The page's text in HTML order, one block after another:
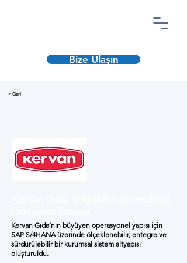
Bize Ulaşın
< Geri
Kervan Gıda’nın büyüyen operasyonel yapısı için
SAP S/4HANA üzerinde ölçeklenebilir, entegre ve
sürdürülebilir bir kurumsal sistem altyapısı
oluşturuldu.